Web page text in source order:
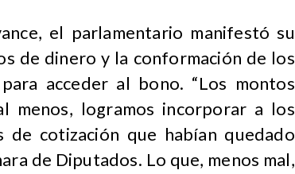
el parlamentario manifestó su
de dinero y la conformación de los
acceder al bono. “Los montos
menos, logramos incorporar a los
de cotización que habían quedado
de Diputados. Lo que, menos mal,